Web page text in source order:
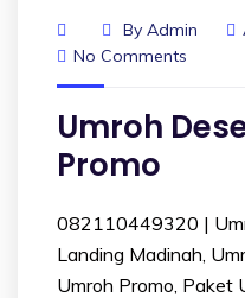
By Admin
No Comments
Umroh
Promo
082110449320 |
Landing Madinah,
Umroh Promo, Paket